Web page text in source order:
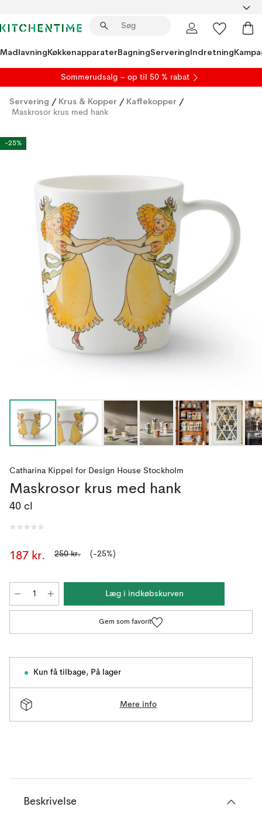
MadlavningKøkkenapparaterBagningServeringIndretning
Sommerudsalg – op til 50 % rabat
Servering / Krus & Kopper / Kaffekopper /
Maskrosor krus med hank
-25%
Catharina Kippel for Design House Stockholm
Maskrosor krus med hank
40 cl
187 kr. 250 kr. (-25%)
Læg i indkøbskurven
Gem som favorit
Kun få tilbage, På lager
Mere info
Beskrivelse